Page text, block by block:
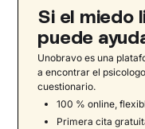
Síntomas de
cutánea en
Tripofobia:
Teorías
tripofobia
Si el miedo
puede
Unobravo es una
a encontrar el
cuestionario.
100 % online,
Primera cita